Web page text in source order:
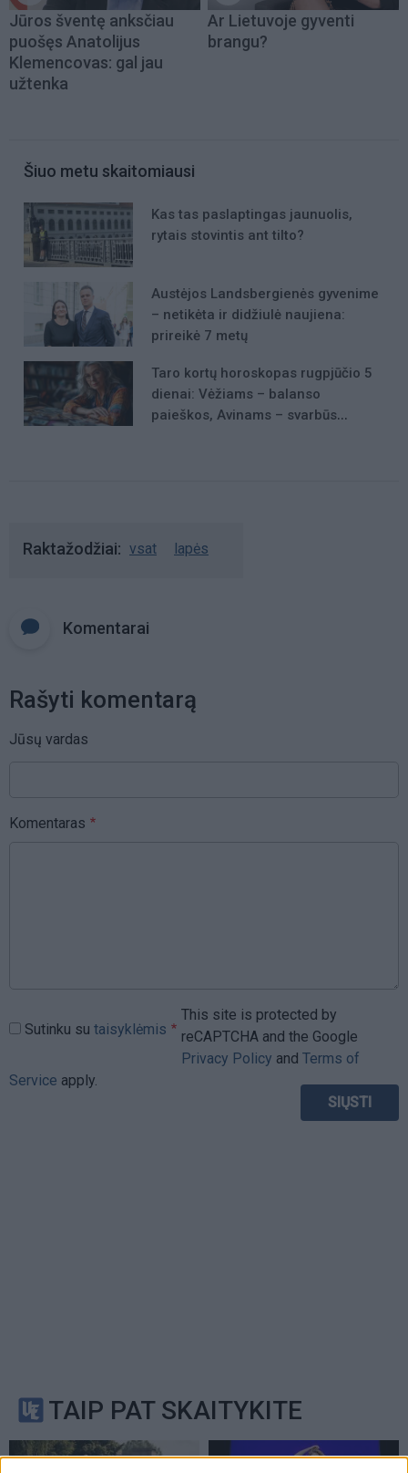
Jūros šventę anksčiau
puošęs Anatolijus
Klemencovas: gal jau
užtenka
Ar Lietuvoje gyventi
brangu?
Šiuo metu skaitomiausi
Kas tas paslaptingas jaunuolis,
rytais stovintis ant tilto?
Austėjos Landsbergienės gyvenime
– netikėta ir didžiulė naujiena:
prireikė 7 metų
Taro kortų horoskopas rugpjūčio 5
dienai: Vėžiams – balanso
paieškos, Avinams – svarbūs
Raktažodžiai vsat lapės
Komentarai
Rašyti komentarą
Jūsų vardas
Komentaras
Sutinku su taisyklėmis
This site is protected by
reCAPTCHA and the Google
Privacy Policy and Terms of
Service apply.
TAIP PAT SKAITYKITE